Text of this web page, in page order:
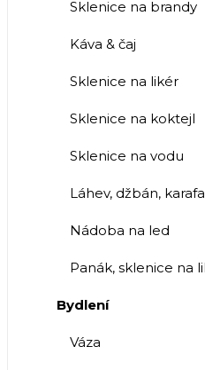
Sklenice na brandy
Káva & čaj
Sklenice na likér
Sklenice na koktejl
Sklenice na vodu
Láhev, džbán, karafa
Nádoba na led
Panák, sklenice na
Bydlení
Váza